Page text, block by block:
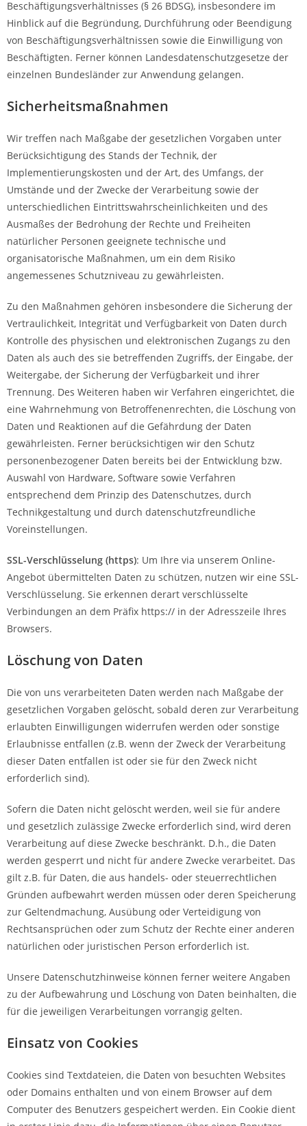
Beschäftigungsverhältnisses (§ 26 BDSG), insbesondere im
Hinblick auf die Begründung, Durchführung oder Beendigung
von Beschäftigungsverhältnissen sowie die Einwilligung von
Beschäftigten. Ferner können Landesdatenschutzgesetze der
einzelnen Bundesländer zur Anwendung gelangen.
Sicherheitsmaßnahmen
Wir treffen nach Maßgabe der gesetzlichen Vorgaben unter
Berücksichtigung des Stands der Technik, der
Implementierungskosten und der Art, des Umfangs, der
Umstände und der Zwecke der Verarbeitung sowie der
unterschiedlichen Eintrittswahrscheinlichkeiten und des
Ausmaßes der Bedrohung der Rechte und Freiheiten
natürlicher Personen geeignete technische und
organisatorische Maßnahmen, um ein dem Risiko
angemessenes Schutzniveau zu gewährleisten.
Zu den Maßnahmen gehören insbesondere die Sicherung der
Vertraulichkeit, Integrität und Verfügbarkeit von Daten durch
Kontrolle des physischen und elektronischen Zugangs zu den
Daten als auch des sie betreffenden Zugriffs, der Eingabe, der
Weitergabe, der Sicherung der Verfügbarkeit und ihrer
Trennung. Des Weiteren haben wir Verfahren eingerichtet, die
eine Wahrnehmung von Betroffenenrechten, die Löschung von
Daten und Reaktionen auf die Gefährdung der Daten
gewährleisten. Ferner berücksichtigen wir den Schutz
personenbezogener Daten bereits bei der Entwicklung bzw.
Auswahl von Hardware, Software sowie Verfahren
entsprechend dem Prinzip des Datenschutzes, durch
Technikgestaltung und durch datenschutzfreundliche
Voreinstellungen.
SSL-Verschlüsselung (https): Um Ihre via unserem Online-
Angebot übermittelten Daten zu schützen, nutzen wir eine SSL-
Verschlüsselung. Sie erkennen derart verschlüsselte
Verbindungen an dem Präfix https:// in der Adresszeile Ihres
Browsers.
Löschung von Daten
Die von uns verarbeiteten Daten werden nach Maßgabe der
gesetzlichen Vorgaben gelöscht, sobald deren zur Verarbeitung
erlaubten Einwilligungen widerrufen werden oder sonstige
Erlaubnisse entfallen (z.B. wenn der Zweck der Verarbeitung
dieser Daten entfallen ist oder sie für den Zweck nicht
erforderlich sind).
Sofern die Daten nicht gelöscht werden, weil sie für andere
und gesetzlich zulässige Zwecke erforderlich sind, wird deren
Verarbeitung auf diese Zwecke beschränkt. D.h., die Daten
werden gesperrt und nicht für andere Zwecke verarbeitet. Das
gilt z.B. für Daten, die aus handels- oder steuerrechtlichen
Gründen aufbewahrt werden müssen oder deren Speicherung
zur Geltendmachung, Ausübung oder Verteidigung von
Rechtsansprüchen oder zum Schutz der Rechte einer anderen
natürlichen oder juristischen Person erforderlich ist.
Unsere Datenschutzhinweise können ferner weitere Angaben
zu der Aufbewahrung und Löschung von Daten beinhalten, die
für die jeweiligen Verarbeitungen vorrangig gelten.
Einsatz von Cookies
Cookies sind Textdateien, die Daten von besuchten Websites
oder Domains enthalten und von einem Browser auf dem
Computer des Benutzers gespeichert werden. Ein Cookie dient